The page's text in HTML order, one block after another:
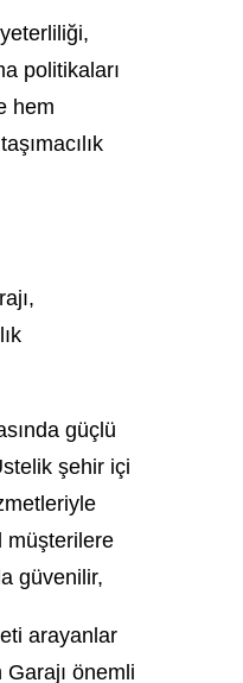
politikaları
hem
güçlü
şehir içi
müşterilere
güvenilir,
arayanlar
önemli